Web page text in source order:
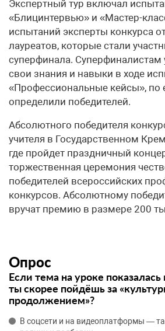
Экспертный тур включал
«Блицинтервью» и «Мастер-
испытаний эксперты конкурса
лауреатов, которые стали
суперфинала. Суперфиналистам
свои знания и навыки в ходе
«Профессиональные кейсы», по
определили победителей.
Абсолютного победителя
учителя в Государственном
где пройдет праздничный
торжественная церемония
победителей всероссийских
конкурсов. Абсолютному
вручат премию в размере 200
Опрос
Если тема на уроке
ты скорее пойдёшь за
продолжением»?
В соцсети и на видеоплатформы —